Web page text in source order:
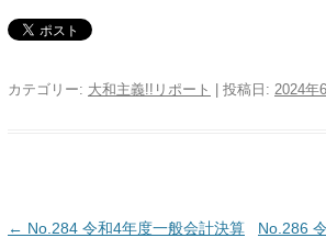
カテゴリー: 大和主義!!リポート | 投稿日: 2024年
投稿ナビゲーション
← No.284 令和4年度一般会計決算
No.286